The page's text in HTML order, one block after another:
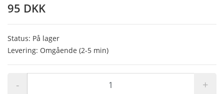
95 DKK
Status: På lager
Levering: Omgående (2-5 min)
- +